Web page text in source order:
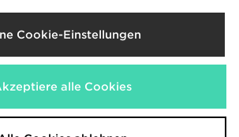
Lieferung Nach
folgende Zahlungsmethoden
Website www.jdplc.com
Cookie-Einstellungen
alle Cookies